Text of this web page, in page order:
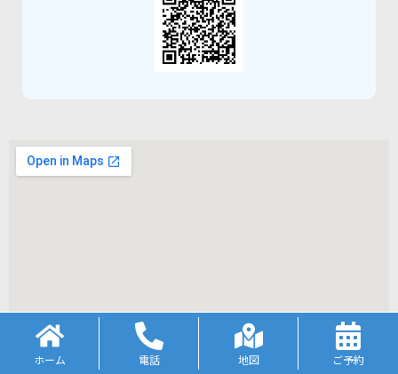
ホーム 電話 地図 ご予約